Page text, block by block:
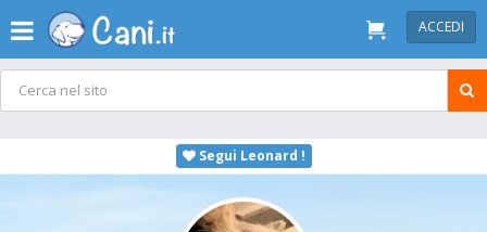
ACCEDI
Segui Leonard !